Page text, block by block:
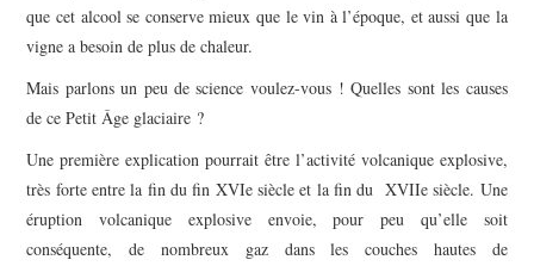
que cet alcool se conserve mieux que le vin à l’époque, et aussi que la
vigne a besoin de plus de chaleur.
Mais parlons un peu de science voulez-vous ! Quelles sont les causes
de ce Petit Âge glaciaire ?
Une première explication pourrait être l’activité volcanique explosive,
très forte entre la fin du fin XVIesiècle et la fin du XVIIesiècle. Une
éruption volcanique explosive envoie, pour peu qu’elle soit
conséquente, de nombreux gaz dans les couches hautes de